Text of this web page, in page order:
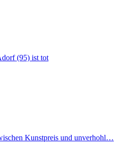
(95) ist tot
Kunstpreis und unverhohl…